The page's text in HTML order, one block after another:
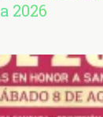
2026